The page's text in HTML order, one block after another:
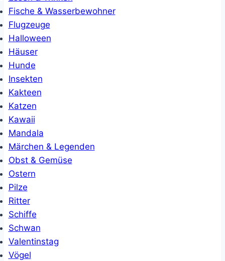
Fische & Wasserbewohner
Flugzeuge
Halloween
Häuser
Hunde
Insekten
Kakteen
Katzen
Kawaii
Mandala
Märchen & Legenden
Obst & Gemüse
Ostern
Pilze
Ritter
Schiffe
Schwan
Valentinstag
Vögel